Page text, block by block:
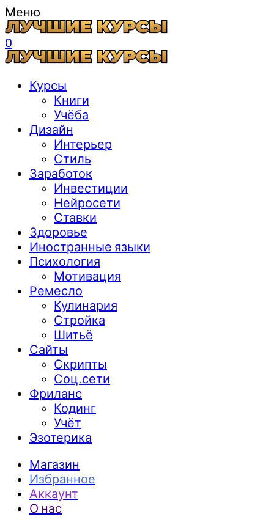
Меню
0
Курсы
Книги
Учёба
Дизайн
Интерьер
Стиль
Заработок
Инвестиции
Нейросети
Ставки
Здоровье
Иностранные языки
Психология
Мотивация
Ремесло
Кулинария
Стройка
Шитьё
Сайты
Скрипты
Соц.сети
Фриланс
Кодинг
Учёт
Эзотерика
Магазин
Избранное
Аккаунт
О нас